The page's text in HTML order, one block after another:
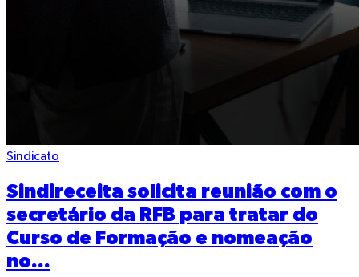
Sindicato
Sindireceita solicita reunião com o
secretário da RFB para tratar do
Curso de Formação e nomeação
no...